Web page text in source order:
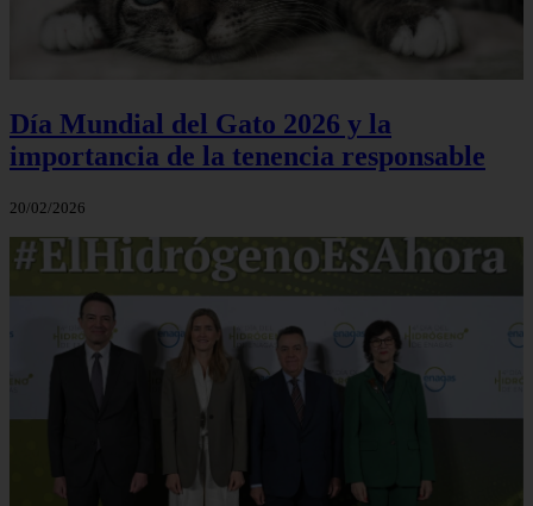
Día Mundial del Gato 2026 y la
importancia de la tenencia responsable
20/02/2026